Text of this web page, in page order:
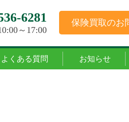
6281
～17:00
保険買取の
よくある質問 お知らせ